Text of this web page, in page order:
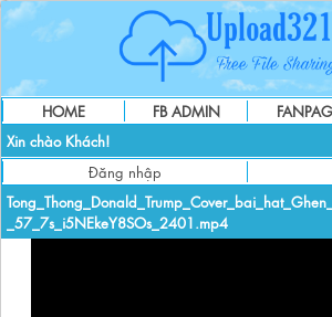
HOME FB ADMIN
Xin chào Khách!
Đăng nhập
_57_7s_i5NEkeY8SOs_2401.mp4